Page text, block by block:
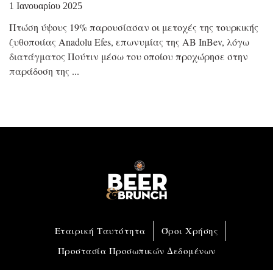
1 Ιανουαρίου 2025
Πτώση ύψους 19% παρουσίασαν οι μετοχές της τουρκικής
ζυθοποιίας Anadolu Efes, επωνυμίας της AB InBev, λόγω
διατάγματος Πούτιν μέσω του οποίου προχώρησε στην
παράδοση της
Εταιρική Ταυτότητα
Όροι Χρήσης
Προστασία Προσωπικών Δεδομένων